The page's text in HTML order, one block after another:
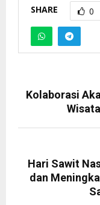
SHARE 0
Kolaborasi
Hari Sawit
dan